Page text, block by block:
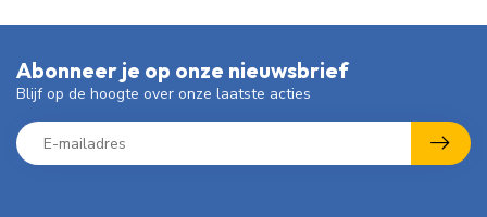
Abonneer je op onze nieuwsbrief
Blijf op de hoogte over onze laatste acties